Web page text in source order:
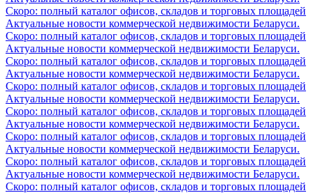
Скоро: полный каталог офисов, складов и торговых площадей
Актуальные новости коммерческой недвижимости Беларуси.
Скоро: полный каталог офисов, складов и торговых площадей
Актуальные новости коммерческой недвижимости Беларуси.
Скоро: полный каталог офисов, складов и торговых площадей
Актуальные новости коммерческой недвижимости Беларуси.
Скоро: полный каталог офисов, складов и торговых площадей
Актуальные новости коммерческой недвижимости Беларуси.
Скоро: полный каталог офисов, складов и торговых площадей
Актуальные новости коммерческой недвижимости Беларуси.
Скоро: полный каталог офисов, складов и торговых площадей
Актуальные новости коммерческой недвижимости Беларуси.
Скоро: полный каталог офисов, складов и торговых площадей
Актуальные новости коммерческой недвижимости Беларуси.
Скоро: полный каталог офисов, складов и торговых площадей